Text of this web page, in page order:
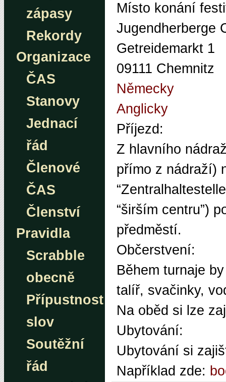
zápasy
Rekordy
Organizace
ČAS
Stanovy
Jednací
řád
Členové
ČAS
Členství
Pravidla
Scrabble
obecně
Přípustnost
slov
Soutěžní
řád
Místo konání
Jugendherberge
Getreidemarkt 1
09111 Chemnitz
Německy
Anglicky
Příjezd:
Z hlavního
přímo z nádraží)
“širším centru”)
předměstí.
Občerstvení:
Během turnaje
talíř, svačinky,
Na oběd si lze
Ubytování:
Ubytování si
Například zde: